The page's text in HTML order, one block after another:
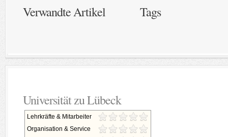
Verwandte Artikel Tags
Universität zu Lübeck
Lehrkräfte & Mitarbeiter
Organisation & Service